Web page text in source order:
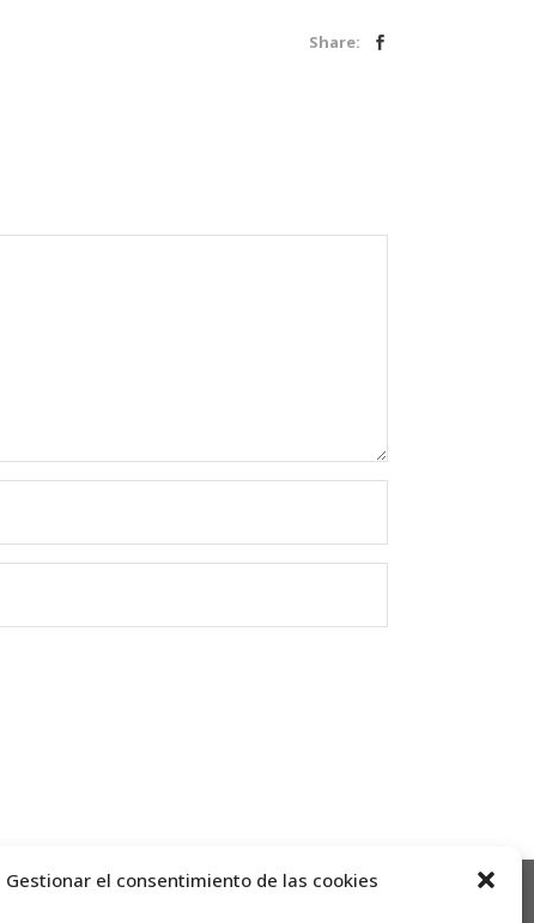
Gestionar el consentimiento de las cookies
Share: